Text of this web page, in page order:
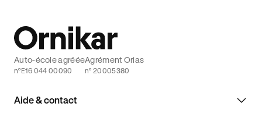
Aide & contact
Auto-école agréée
n°E16 044 00090
Agrément Orias
n° 20005380